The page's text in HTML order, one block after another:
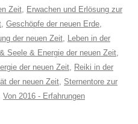
Zeit, Erwachen und Erlösung zur
, Geschöpfe der neuen Erde,
der neuen Zeit, Leben in der
Seele & Energie der neuen Zeit,
der neuen Zeit, Reiki in der
der neuen Zeit, Sternentore zur
Von 2016 - Erfahrungen